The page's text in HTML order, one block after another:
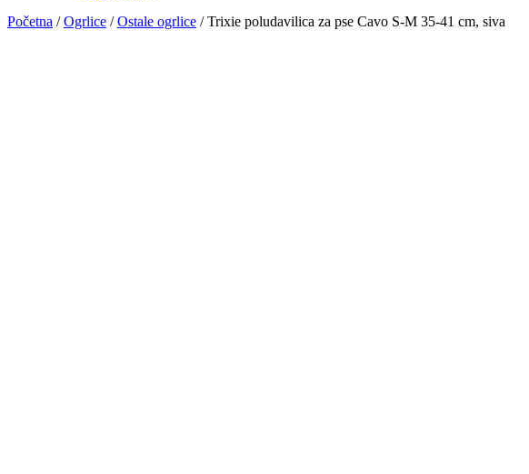
Početna /Ogrlice /Ostale ogrlice / Trixie poludavilica za pse Cavo S-M 35-41 cm, siva